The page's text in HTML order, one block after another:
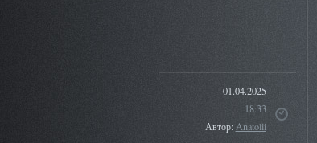
01.04.2025
18:33
Автор:Anatolii